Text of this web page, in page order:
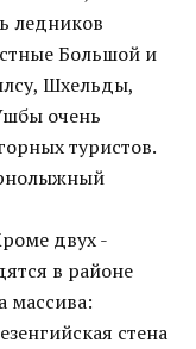
ледников
Большой и
Шхельды,
очень
туристов.
двух -
в районе
массива:
стена